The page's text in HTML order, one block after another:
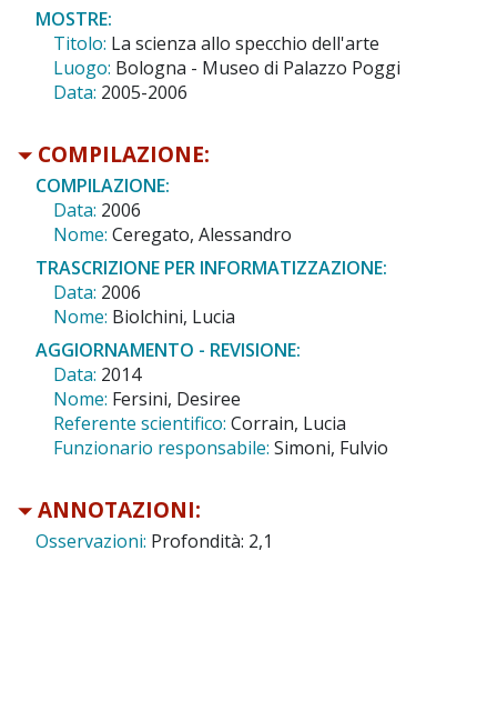
MOSTRE:
Titolo: La scienza allo specchio dell'arte
Luogo: Bologna - Museo di Palazzo Poggi
Data: 2005-2006
COMPILAZIONE:
COMPILAZIONE:
Data: 2006
Nome: Ceregato, Alessandro
TRASCRIZIONE PER INFORMATIZZAZIONE:
Data: 2006
Nome: Biolchini, Lucia
AGGIORNAMENTO - REVISIONE:
Data: 2014
Nome: Fersini, Desiree
Referente scientifico: Corrain, Lucia
Funzionario responsabile: Simoni, Fulvio
ANNOTAZIONI:
Osservazioni: Profondità: 2,1